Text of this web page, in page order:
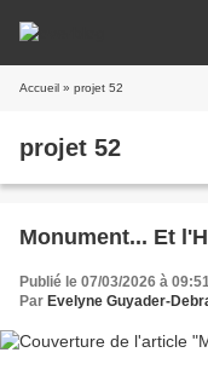
Accueil » projet 52
projet 52
Monument... Et
Publié le 07/03/2026 à
Par Evelyne Guyader-